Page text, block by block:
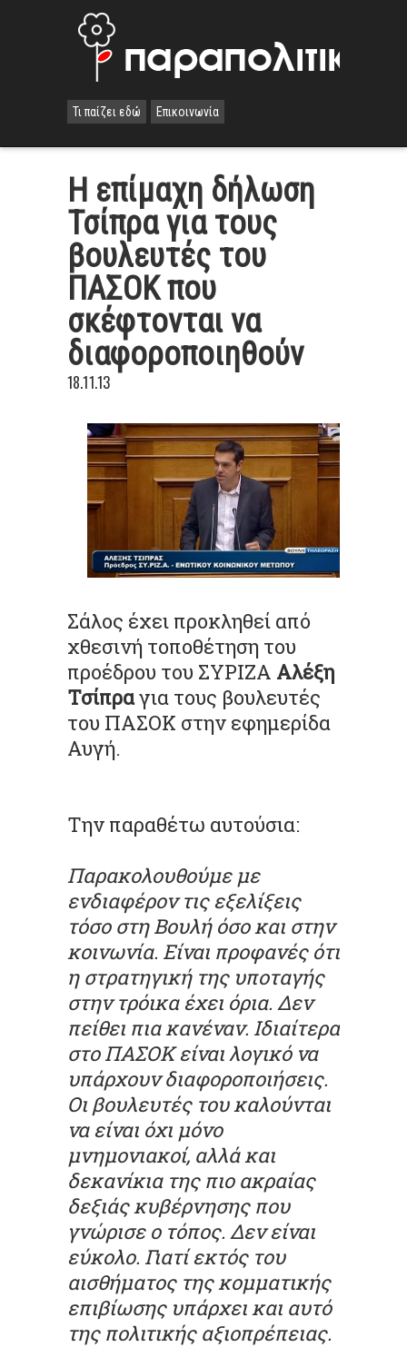
Τι παίζει εδώ Επικοινωνία
Η επίμαχη δήλωση
Τσίπρα για τους
βουλευτές του
ΠΑΣΟΚ που
σκέφτονται να
διαφοροποιηθούν
18.11.13
Σάλος έχει προκληθεί από
χθεσινή τοποθέτηση του
προέδρου του ΣΥΡΙΖΑ Αλέξη
Τσίπραγια τους βουλευτές
του ΠΑΣΟΚ στην εφημερίδα
Αυγή.
Την παραθέτω αυτούσια:
Παρακολουθούμε με
ενδιαφέρον τις εξελίξεις
τόσο στη Βουλή όσο και στην
κοινωνία. Είναι προφανές ότι
η στρατηγική της υποταγής
στην τρόικα έχει όρια. Δεν
πείθει πια κανέναν. Ιδιαίτερα
στο ΠΑΣΟΚ είναι λογικό να
υπάρχουν διαφοροποιήσεις.
Οι βουλευτές του καλούνται
να είναι όχι μόνο
μνημονιακοί, αλλά και
δεκανίκια της πιο ακραίας
δεξιάς κυβέρνησης που
γνώρισε ο τόπος. Δεν είναι
εύκολο. Γιατί εκτός του
αισθήματος της κομματικής
επιβίωσης υπάρχει και αυτό
της πολιτικής αξιοπρέπειας.